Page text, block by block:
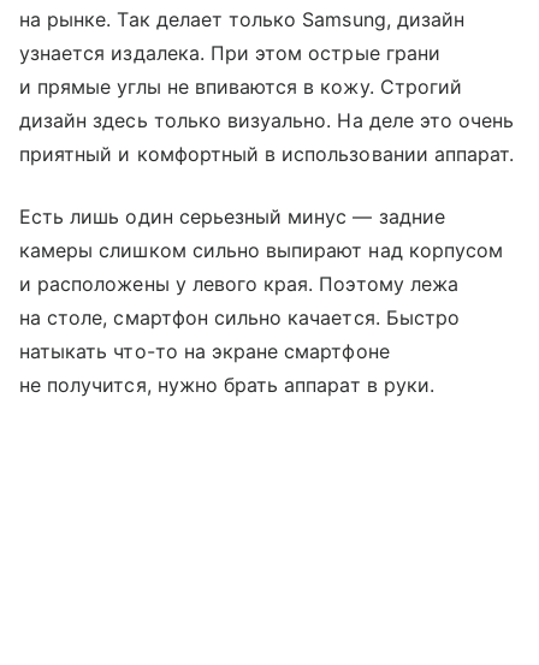
на рынке. Так делает только Samsung, дизайн
узнается издалека. При этом острые грани
и прямые углы не впиваются в кожу. Строгий
дизайн здесь только визуально. На деле это очень
приятный и комфортный в использовании аппарат.
Есть лишь один серьезный минус — задние
камеры слишком сильно выпирают над корпусом
и расположены у левого края. Поэтому лежа
на столе, смартфон сильно качается. Быстро
натыкать что-то на экране смартфоне
не получится, нужно брать аппарат в руки.